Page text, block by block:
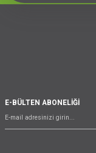
E-BÜLTEN ABONELİĞİ